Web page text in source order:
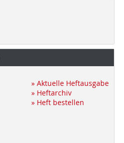
» Aktuelle Heftausgabe
» Heftarchiv
» Heft bestellen